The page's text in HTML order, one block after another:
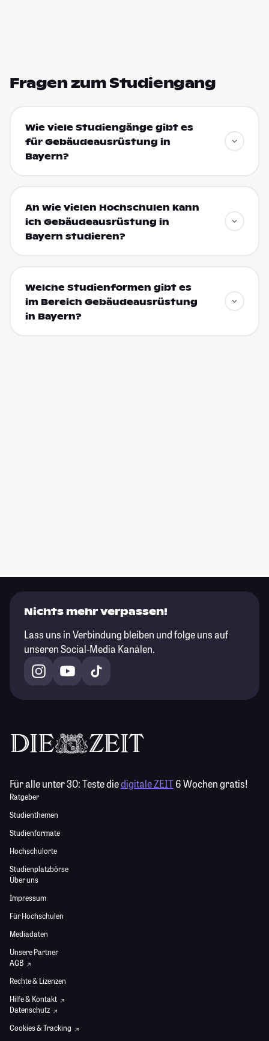
Fragen zum Studiengang
Wie viele Studiengänge gibt es
für Gebäudeausrüstung in
Bayern?
An wie vielen Hochschulen kann
ich Gebäudeausrüstung in
Bayern studieren?
Welche Studienformen gibt es
im Bereich Gebäudeausrüstung
in Bayern?
Nichts mehr verpassen!
Lass uns in Verbindung bleiben und folge uns auf
unseren Social-Media Kanälen.
Für alle unter 30:Teste diedigitale ZEIT6 Wochen gratis!
Ratgeber
Studienthemen
Studienformate
Hochschulorte
Studienplatzbörse
Über uns
Impressum
Für Hochschulen
Mediadaten
Unsere Partner
AGB
Rechte & Lizenzen
Hilfe & Kontakt
Datenschutz
Cookies & Tracking